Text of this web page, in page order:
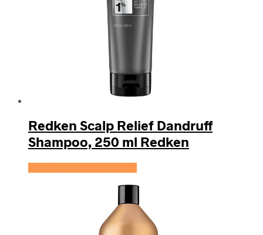
Redken Scalp Relief Dandruff
Shampoo, 250 ml Redken